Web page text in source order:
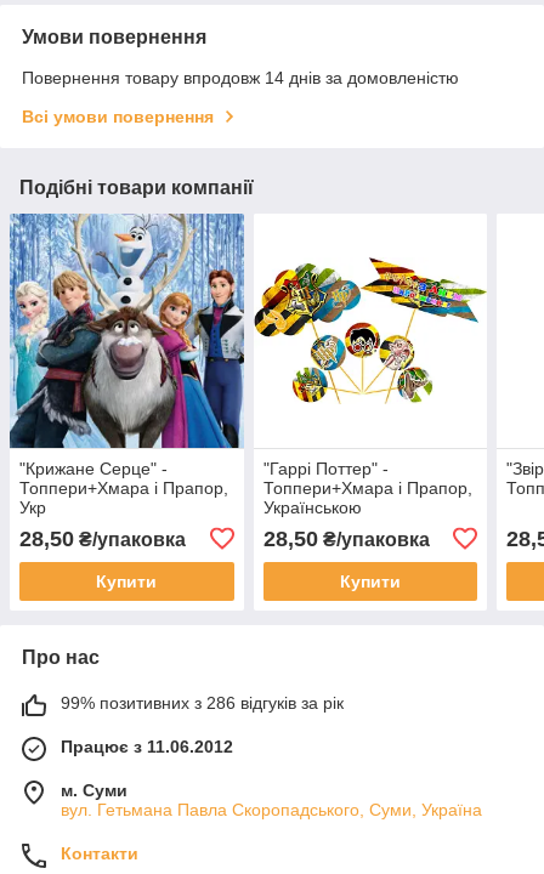
Умови повернення
Повернення товару впродовж 14 днів за домовленістю
Всі умови повернення
Подібні товари компанії
"Крижане Серце" -
Топпери+Хмара і Прапор,
Укр
28,50 ₴/упаковка
Купити
"Гаррі Поттер" -
Топпери+Хмара і Прапор,
Українською
28,50₴/упаковка
Купити
Про нас
99% позитивних з 286 відгуків за рік
Працює з 11.06.2012
м. Суми
вул. Гетьмана Павла Скоропадського, Суми, Україна
Контакти